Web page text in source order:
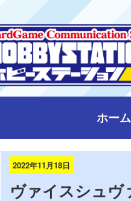
ホーム
2022年11月18日
ヴァイスシュヴ